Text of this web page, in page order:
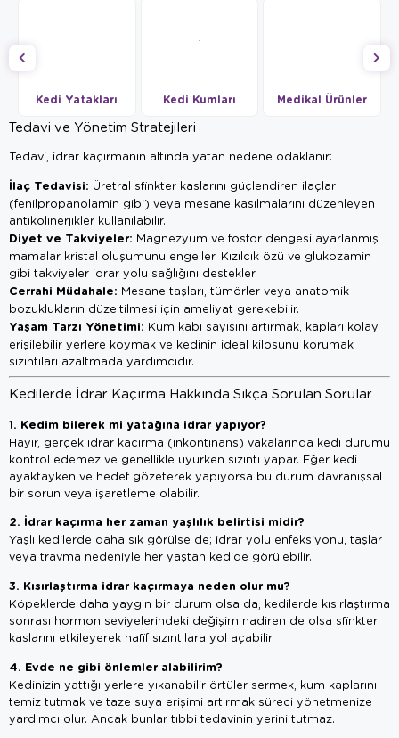
Kedi Yatakları Kedi Kumları Medikal Ürünler
Tedavi ve Yönetim Stratejileri
Tedavi, idrar kaçırmanın altında yatan nedene odaklanır:
İlaç Tedavisi: Üretral sfinkter kaslarını güçlendiren ilaçlar
(fenilpropanolamin gibi) veya mesane kasılmalarını düzenleyen
antikolinerjikler kullanılabilir.
Diyet ve Takviyeler: Magnezyum ve fosfor dengesi ayarlanmış
mamalar kristal oluşumunu engeller. Kızılcık özü ve glukozamin
gibi takviyeler idrar yolu sağlığını destekler.
Cerrahi Müdahale: Mesane taşları, tümörler veya anatomik
bozuklukların düzeltilmesi için ameliyat gerekebilir.
Yaşam Tarzı Yönetimi: Kum kabı sayısını artırmak, kapları kolay
erişilebilir yerlere koymak ve kedinin ideal kilosunu korumak
sızıntıları azaltmada yardımcıdır.
Kedilerde İdrar Kaçırma Hakkında Sıkça Sorulan Sorular
1. Kedim bilerek mi yatağına idrar yapıyor?
Hayır, gerçek idrar kaçırma (inkontinans) vakalarında kedi durumu
kontrol edemez ve genellikle uyurken sızıntı yapar. Eğer kedi
ayaktayken ve hedef gözeterek yapıyorsa bu durum davranışsal
bir sorun veya işaretleme olabilir.
2. İdrar kaçırma her zaman yaşlılık belirtisi midir?
Yaşlı kedilerde daha sık görülse de; idrar yolu enfeksiyonu, taşlar
veya travma nedeniyle her yaştan kedide görülebilir.
3. Kısırlaştırma idrar kaçırmaya neden olur mu?
Köpeklerde daha yaygın bir durum olsa da, kedilerde kısırlaştırma
sonrası hormon seviyelerindeki değişim nadiren de olsa sfinkter
kaslarını etkileyerek hafif sızıntılara yol açabilir.
4. Evde ne gibi önlemler alabilirim?
Kedinizin yattığı yerlere yıkanabilir örtüler sermek, kum kaplarını
temiz tutmak ve taze suya erişimi artırmak süreci yönetmenize
yardımcı olur. Ancak bunlar tıbbi tedavinin yerini tutmaz.